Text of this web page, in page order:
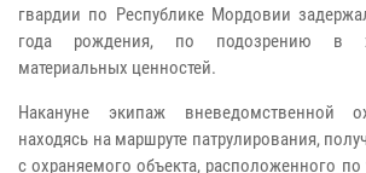
гвардии по Республике Мордовии
года рождения, по подозрению в
материальных ценностей.
Накануне экипаж вневедомственной
находясь на маршруте патрулирования,
с охраняемого объекта, расположенного по